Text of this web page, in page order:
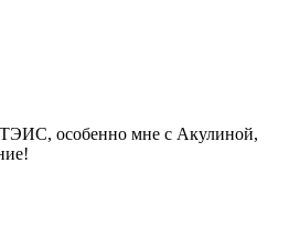
особенно мне с Акулиной,